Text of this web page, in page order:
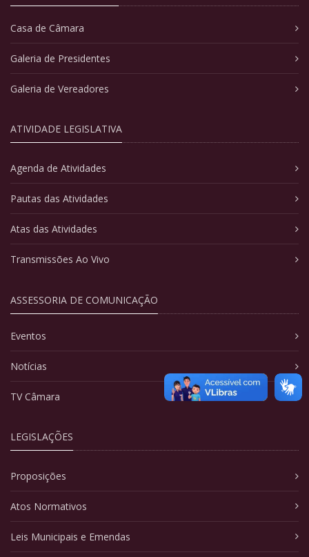
Casa de Câmara
Galeria de Presidentes
Galeria de Vereadores
ATIVIDADE LEGISLATIVA
Agenda de Atividades
Pautas das Atividades
Atas das Atividades
Transmissões Ao Vivo
ASSESSORIA DE COMUNICAÇÃO
Eventos
Notícias
TV Câmara
LEGISLAÇÕES
Proposições
Atos Normativos
Leis Municipais e Emendas